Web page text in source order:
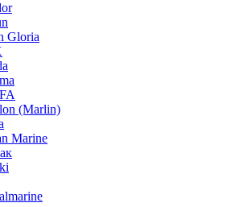
Gloria
(Marlin)
Marine